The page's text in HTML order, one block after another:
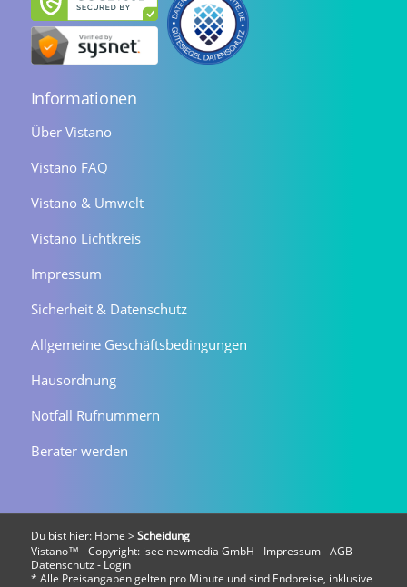
Informationen
Über Vistano
Vistano FAQ
Vistano & Umwelt
Vistano Lichtkreis
Impressum
Sicherheit & Datenschutz
Allgemeine Geschäftsbedingungen
Hausordnung
Notfall Rufnummern
Berater werden
Du bist hier: Home > Scheidung
Vistano™ - Copyright: isee newmedia GmbH - Impressum-AGB -
Datenschutz - Login
* Alle Preisangaben gelten pro Minute und sind Endpreise, inklusive